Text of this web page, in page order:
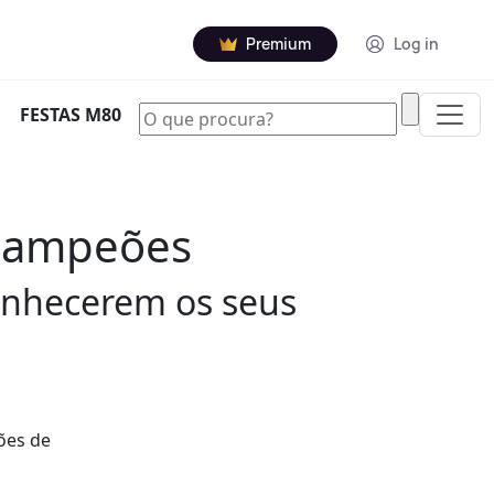
Premium Log in
FESTAS M80
os seus
de